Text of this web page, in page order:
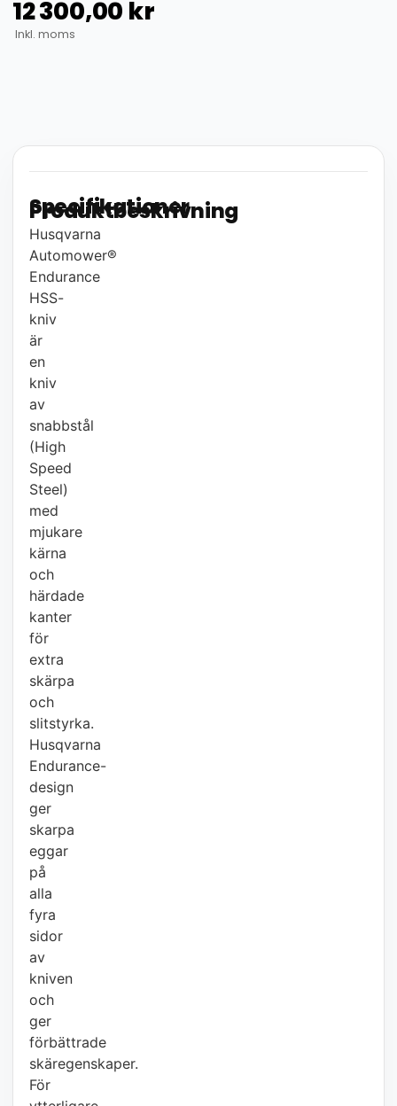
12 300,00 kr
Inkl. moms
Produktbeskrivning
Husqvarna
Automower®
Endurance
HSS-
kniv
är
en
kniv
av
snabbstål
(High
Speed
Steel)
med
mjukare
kärna
och
härdade
kanter
för
extra
skärpa
och
slitstyrka.
Husqvarna
Endurance-
design
ger
skarpa
eggar
på
alla
fyra
sidor
av
kniven
och
ger
förbättrade
skäregenskaper.
För
Specifikationer